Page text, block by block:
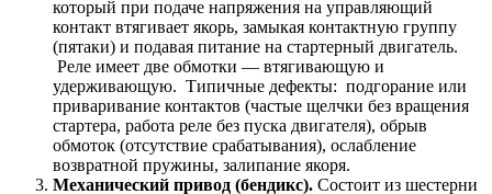
который при подаче напряжения на управляющий
контакт втягивает якорь, замыкая контактную группу
(пятаки) и подавая питание на стартерный двигатель.
Реле имеет две обмотки — втягивающую и
удерживающую. Типичные дефекты: подгорание или
приваривание контактов (частые щелчки без вращения
стартера, работа реле без пуска двигателя), обрыв
обмоток (отсутствие срабатывания), ослабление
возвратной пружины, залипание якоря.
Механический привод (бендикс). Состоит из шестерни